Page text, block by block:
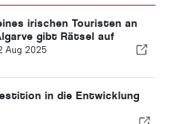
irischen Touristen an
gibt Rätsel auf
Aug 2025
in die Entwicklung